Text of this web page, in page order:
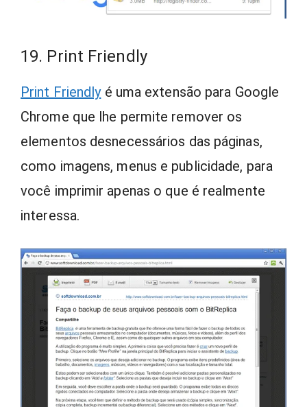
19. Print Friendly
Print Friendlyé uma extensão para Google
Chrome que lhe permite remover os
elementos desnecessários das páginas,
como imagens, menus e publicidade, para
você imprimir apenas o que é realmente
interessa.